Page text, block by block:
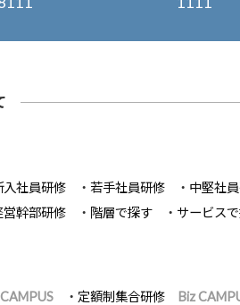
入社員研修 若手社員研修
中堅社
営幹部研修 階層で探す サービス
定額制集合研修
Biz